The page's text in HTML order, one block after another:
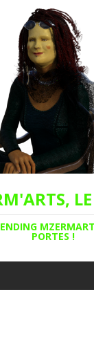
PORTES !